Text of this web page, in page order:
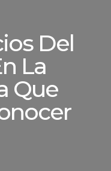
Del
La
Que